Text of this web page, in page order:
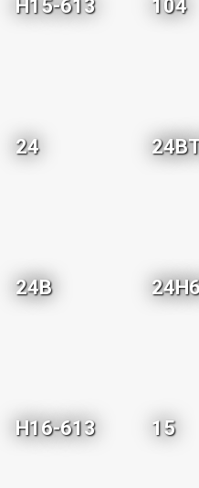
H15-613 104
24
24B
H16-613 15